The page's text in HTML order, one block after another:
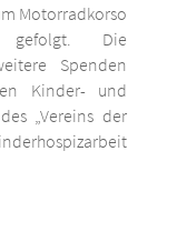
Motorradkorso
Die
Spenden
Kinder- und
„Vereins der